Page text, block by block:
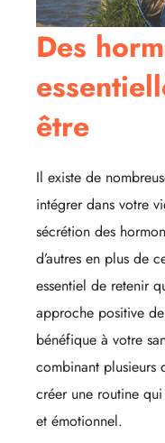
Des
être
Il existe de
intégrer dans votre
sécrétion des
d’autres en plus de
essentiel de retenir
approche positive
bénéfique à votre
combinant plusieurs
créer une routine
et émotionnel.